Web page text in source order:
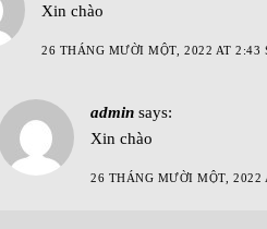
Xin chào
26 THÁNG MƯỜI MỘT, 2022 AT 2:43
admin says:
Xin chào
26 THÁNG MƯỜI MỘT, 2022